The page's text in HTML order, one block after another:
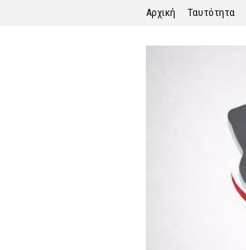
Αρχική Ταυτότητα